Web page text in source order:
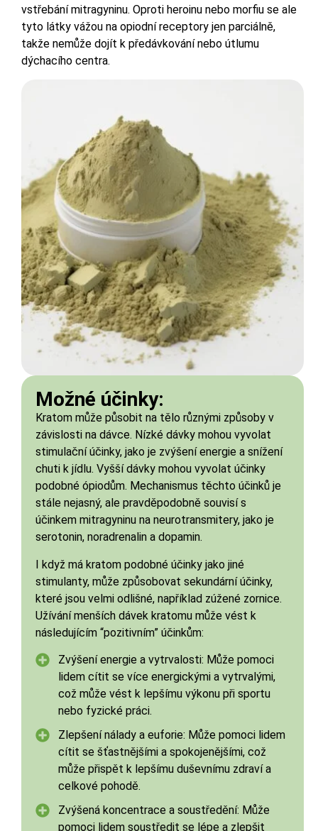
vstřebání mitragyninu. Oproti heroinu nebo morfiu se ale
tyto látky vážou na opiodní receptory jen parciálně,
takže nemůže dojít k předávkování nebo útlumu
dýchacího centra.
Možné účinky:
Kratom může působit na tělo různými způsoby v
závislosti na dávce. Nízké dávky mohou vyvolat
stimulační účinky, jako je zvýšení energie a snížení
chuti k jídlu. Vyšší dávky mohou vyvolat účinky
podobné ópiodům. Mechanismus těchto účinků je
stále nejasný, ale pravděpodobně souvisí s
účinkem mitragyninu na neurotransmitery, jako je
serotonin, noradrenalin a dopamin.
I když má kratom podobné účinky jako jiné
stimulanty, může způsobovat sekundární účinky,
které jsou velmi odlišné, například zúžené zornice.
Užívání menších dávek kratomu může vést k
následujícím “pozitivním” účinkům:
Zvýšení energie a vytrvalosti: Může pomoci
lidem cítit se více energickými a vytrvalými,
což může vést k lepšímu výkonu při sportu
nebo fyzické práci.
Zlepšení nálady a euforie: Může pomoci lidem
cítit se šťastnějšími a spokojenějšími, což
může přispět k lepšímu duševnímu zdraví a
celkové pohodě.
Zvýšená koncentrace a soustředění: Může
pomoci lidem soustředit se lépe a zlepšit